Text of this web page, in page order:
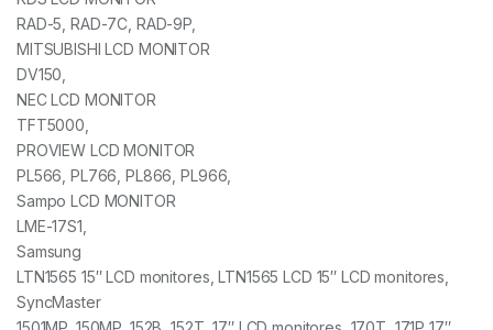
RAD-5, RAD-7C, RAD-9P,
MITSUBISHI LCD MONITOR
DV150,
NEC LCD MONITOR
TFT5000,
PROVIEW LCD MONITOR
PL566, PL766, PL866, PL966,
Sampo LCD MONITOR
LME-17S1,
Samsung
LTN1565 15″ LCD monitores, LTN1565 LCD 15″ LCD monitores,
SyncMaster